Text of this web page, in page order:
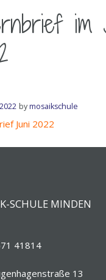
im
bymosaikschule
Juni 2022
SCHULE MINDEN
41814
13